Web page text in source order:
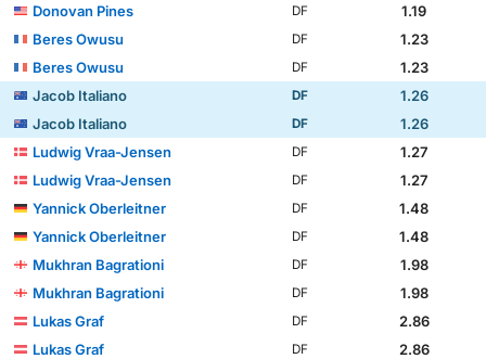
Donovan Pines
DF
1.19
Beres Owusu
DF
1.23
Beres Owusu
DF
1.23
Jacob Italiano
DF
1.26
Jacob Italiano
DF
1.26
Ludwig Vraa-Jensen
DF
1.27
Ludwig Vraa-Jensen
DF
1.27
Yannick Oberleitner
DF
1.48
Yannick Oberleitner
DF
1.48
Mukhran Bagrationi
DF
1.98
Mukhran Bagrationi
DF
1.98
Lukas Graf
DF
2.86
Lukas Graf
DF 2.86